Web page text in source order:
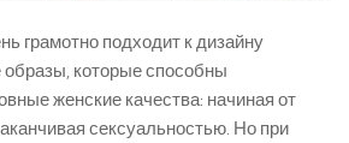
грамотно подходит к дизайну
которые способны
женские качества: начиная от
сексуальностью. Но при